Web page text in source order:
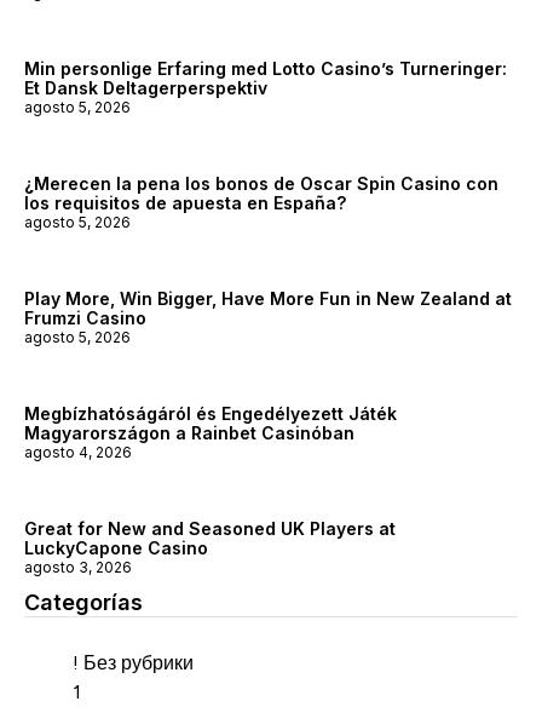
Min personlige Erfaring med Lotto Casino’s Turneringer:
Et Dansk Deltagerperspektiv
agosto 5, 2026
¿Merecen la pena los bonos de Oscar Spin Casino con
los requisitos de apuesta en España?
agosto 5, 2026
Play More, Win Bigger, Have More Fun in New Zealand at
Frumzi Casino
agosto 5, 2026
Megbízhatóságáról és Engedélyezett Játék
Magyarországon a Rainbet Casinóban
agosto 4, 2026
Great for New and Seasoned UK Players at
LuckyCapone Casino
agosto 3, 2026
Categorías
! Без рубрики
1